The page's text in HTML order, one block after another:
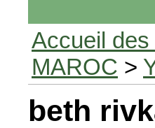
Accueil
MAROC >
beth